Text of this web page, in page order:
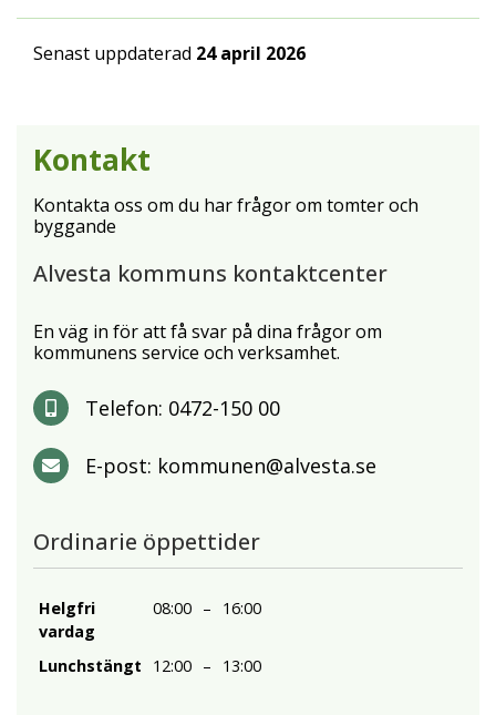
Senast uppdaterad 24 april 2026
Kontakt
Kontakta oss om du har frågor om tomter och
byggande
Alvesta kommuns kontaktcenter
En väg in för att få svar på dina frågor om
kommunens service och verksamhet.
Telefon: 0472-150 00
E-post: kommunen@alvesta.se
Ordinarie öppettider
Helgfri
vardag
08:00 – 16:00
Lunchstängt 12:00 – 13:00